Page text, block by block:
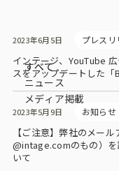
会社情報トップ
会社概要・所在地
ビジョン
社長メッセージ
すべて
ニュース
メディア掲載
2023年6月5日 プレスリ
インテージ、YouTube
スをアップデートした
2023年5月9日 お知らせ
【ご注意】弊社のメー
@intage.comのもの）
いて